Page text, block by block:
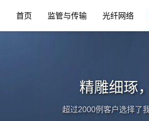
首页 监管与传输 光纤网络
精雕细琢
超过2000例客户选择了